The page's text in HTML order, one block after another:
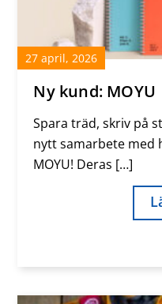
27 april,2026
Ny kund: MOYU
Spara träd, skriv på
nytt samarbete med
MOYU! Deras […]